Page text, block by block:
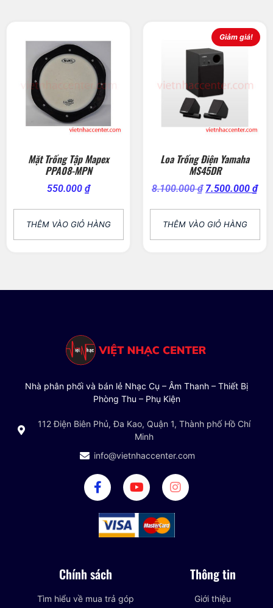
Mặt Trống Tập Mapex
PPA08-MPN
550.000 ₫
THÊM VÀO GIỎ HÀNG
Giảm giá!
Loa Trống Điện Yamaha
MS45DR
8.100.000₫ 7.500.000 ₫
THÊM VÀO GIỎ HÀNG
Nhà phân phối và bán lẻ Nhạc Cụ – Âm Thanh – Thiết Bị
Phòng Thu – Phụ Kiện
112 Điện Biên Phủ, Đa Kao, Quận 1, Thành phố Hồ Chí
Minh
info@vietnhaccenter.com
Chính sách
Tìm hiểu về mua trả góp
Thông tin
Giới thiệu